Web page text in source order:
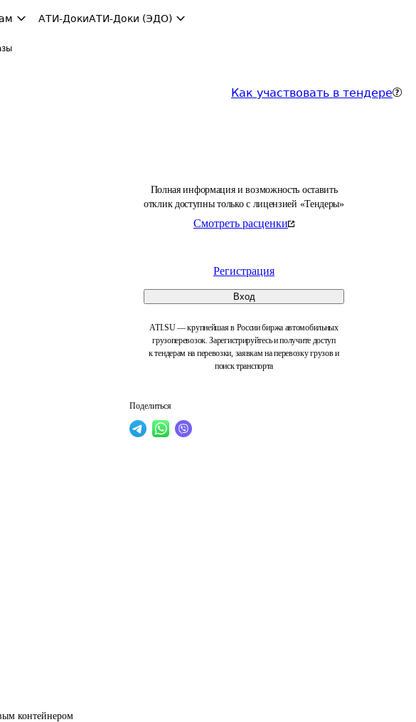
АТИ-ДокиАТИ-Доки (ЭДО)
Как участвовать в тендере
Полная информация и возможность оставить
отклик доступны только с лицензией «Тендеры»
Смотреть расценки
Регистрация
Вход
ATI.SU — крупнейшая в России биржа автомобильных
грузоперевозок. Зарегистрируйтесь и получите доступ
к тендерам на перевозки, заявкам на перевозку грузов и
поиск транспорта
Поделиться
контейнером